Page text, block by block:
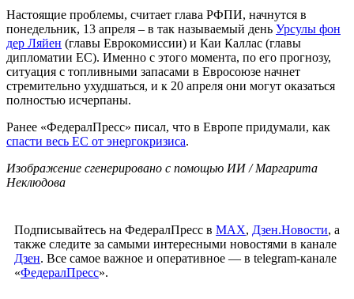
Настоящие проблемы, считает глава РФПИ, начнутся в
понедельник, 13 апреля – в так называемый день Урсулы фон
дер Ляйен (главы Еврокомиссии) и Каи Каллас (главы
дипломатии ЕС). Именно с этого момента, по его прогнозу,
ситуация с топливными запасами в Евросоюзе начнет
стремительно ухудшаться, и к 20 апреля они могут оказаться
полностью исчерпаны.
Ранее «ФедералПресс» писал, что в Европе придумали, как
спасти весь ЕС от энергокризиса.
Изображение сгенерировано с помощью ИИ / Маргарита
Неклюдова
Подписывайтесь на ФедералПресс в МАХ, Дзен.Новости, а
также следите за самыми интересными новостями в канале
Дзен. Все самое важное и оперативное — в telegram-канале
«ФедералПресс».